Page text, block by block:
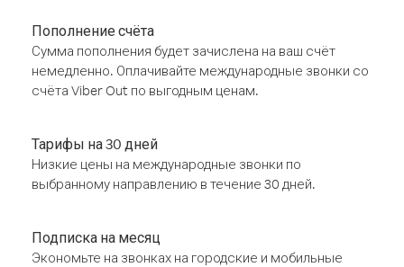
Пополнение счёта
Сумма пополнения будет зачислена на ваш счёт
немедленно. Оплачивайте международные звонки со
счёта Viber Out по выгодным ценам.
Тарифы на 30 дней
Низкие цены на международные звонки по
выбранному направлению в течение 30 дней.
Подписка на месяц
Экономьте на звонках на городские и мобильные